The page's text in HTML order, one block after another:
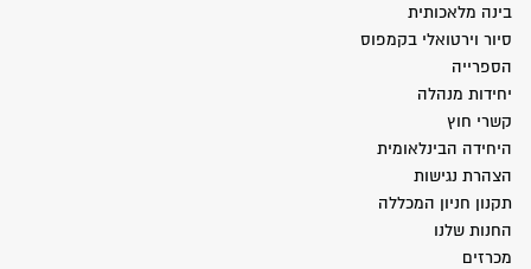
בינה מלאכותית
סיור וירטואלי בקמפוס
הספרייה
יחידות מנהלה
קשרי חוץ
היחידה הבינלאומית
הצהרת נגישות
תקנון חניון המכללה
החנות שלנו
מכרזים